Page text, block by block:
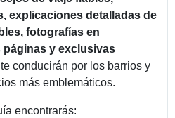
explicaciones detalladas de
fotografías en
páginas y exclusivas
conducirán por los barrios y
más emblemáticos.
encontrarás: